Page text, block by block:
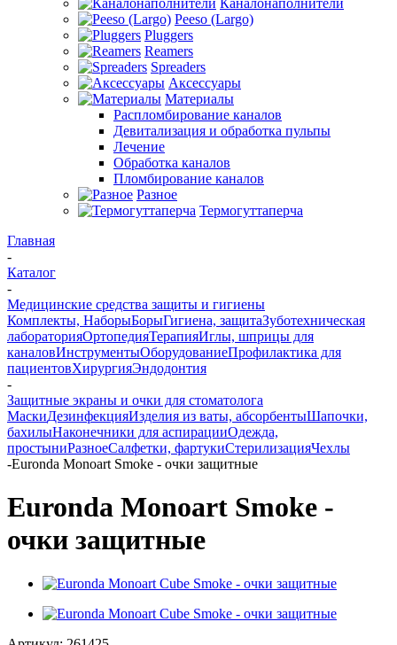
Каналонаполнители
Peeso (Largo)
Pluggers
Reamers
Spreaders
Аксессуары
Материалы
Распломбирование каналов
Девитализация и обработка пульпы
Лечение
Обработка каналов
Пломбирование каналов
Разное
Термогуттаперча
Главная
-
Каталог
-
Медицинские средства защиты и гигиены
Комплекты, НаборыБорыГигиена, защитаЗуботехническая
лабораторияОртопедияТерапияИглы, шприцы для
каналовИнструментыОборудованиеПрофилактика для
пациентовХирургияЭндодонтия
-
Защитные экраны и очки для стоматолога
МаскиДезинфекцияИзделия из ваты, абсорбентыШапочки,
бахилыНаконечники для аспирацииОдежда,
простыниРазноеСалфетки, фартукиСтерилизацияЧехлы
-Euronda Monoart Smoke - очки защитные
Euronda Monoart Smoke -
очки защитные